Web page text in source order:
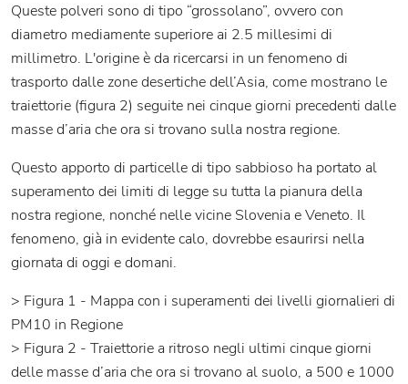
Queste polveri sono di tipo “grossolano”, ovvero con
diametro mediamente superiore ai 2.5 millesimi di
millimetro. L'origine è da ricercarsi in un fenomeno di
trasporto dalle zone desertiche dell’Asia, come mostrano le
traiettorie (figura 2) seguite nei cinque giorni precedenti dalle
masse d’aria che ora si trovano sulla nostra regione.
Questo apporto di particelle di tipo sabbioso ha portato al
superamento dei limiti di legge su tutta la pianura della
nostra regione, nonché nelle vicine Slovenia e Veneto. Il
fenomeno, già in evidente calo, dovrebbe esaurirsi nella
giornata di oggi e domani.
> Figura 1 - Mappa con i superamenti dei livelli giornalieri di
PM10 in Regione
> Figura 2 - Traiettorie a ritroso negli ultimi cinque giorni
delle masse d’aria che ora si trovano al suolo, a 500 e 1000